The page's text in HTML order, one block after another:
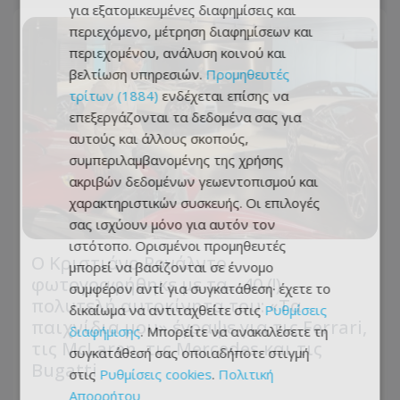
Ο Κριστιάνο Ρονάλντο
φωτογραφήθηκε με τα... 40 (!)
πολυτελή αυτοκίνητα του: «Τα
παιχνίδια μου» έγραψε για τις Ferrari,
τις McLaren, τις Mercedes και τις
Bugatti
για εξατομικευμένες διαφημίσεις και
περιεχόμενο, μέτρηση διαφημίσεων και
περιεχομένου, ανάλυση κοινού και
βελτίωση υπηρεσιών. Προμηθευτές
τρίτων (1884) ενδέχεται επίσης να
επεξεργάζονται τα δεδομένα σας για
αυτούς και άλλους σκοπούς,
συμπεριλαμβανομένης της χρήσης
ακριβών δεδομένων γεωεντοπισμού και
χαρακτηριστικών συσκευής. Οι επιλογές
σας ισχύουν μόνο για αυτόν τον
ιστότοπο. Ορισμένοι προμηθευτές
μπορεί να βασίζονται σε έννομο
συμφέρον αντί για συγκατάθεση· έχετε το
δικαίωμα να αντιταχθείτε στις Ρυθμίσεις
διαφήμισης. Μπορείτε να ανακαλέσετε τη
συγκατάθεσή σας οποιαδήποτε στιγμή
στις Ρυθμίσεις cookies. Πολιτική
Απορρήτου